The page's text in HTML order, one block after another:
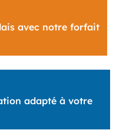
avec notre forfait
adapté à votre